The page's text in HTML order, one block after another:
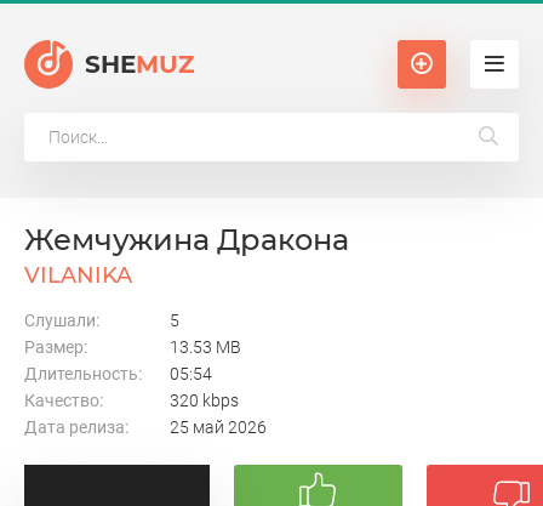
SHEMUZ
Жемчужина Дракона
VILANIKA
Слушали:
5
Размер:
13.53 MB
Длительность:
05:54
Качество:
320 kbps
Дата релиза:
25 май 2026